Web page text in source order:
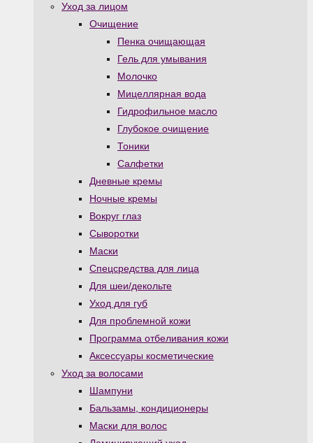
Уход за лицом
Очищение
Пенка очищающая
Гель для умывания
Молочко
Мицеллярная вода
Гидрофильное масло
Глубокое очищение
Тоники
Салфетки
Дневные кремы
Ночные кремы
Вокруг глаз
Сыворотки
Маски
Спецсредства для лица
Для шеи/декольте
Уход для губ
Для проблемной кожи
Программа отбеливания кожи
Аксессуары косметические
Уход за волосами
Шампуни
Бальзамы, кондиционеры
Маски для волос